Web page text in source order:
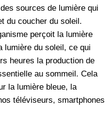
sources de lumière qui
du coucher du soleil.
perçoit la lumière
lumière du soleil, ce qui
heures la production de
au sommeil. Cela
la lumière bleue, la
téléviseurs, smartphones